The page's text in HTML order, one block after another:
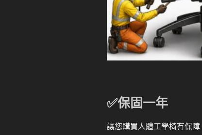
✅保固一年
讓您購買人體工學椅有保障